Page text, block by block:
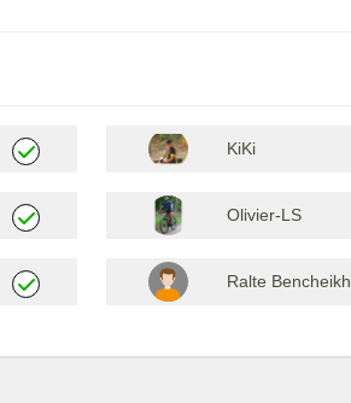
KiKi
Olivier-LS
Ralte Bencheikh